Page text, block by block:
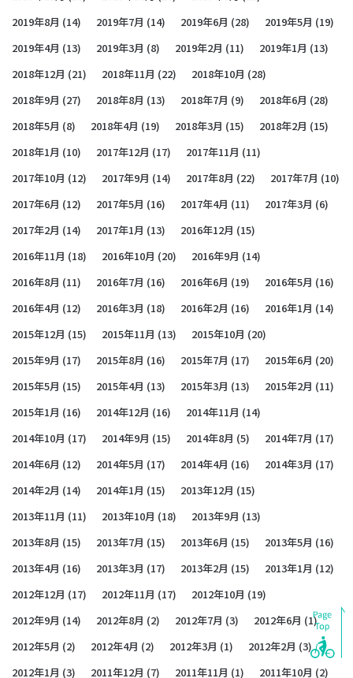
2019年8月 (14) 2019年7月 (14) 2019年6月 (28) 2019年5月 (19)
2019年4月 (13) 2019年3月 (8) 2019年2月 (11) 2019年1月 (13)
2018年12月 (21) 2018年11月 (22) 2018年10月 (28)
2018年9月 (27) 2018年8月 (13) 2018年7月 (9) 2018年6月 (28)
2018年5月 (8) 2018年4月 (19) 2018年3月 (15) 2018年2月 (15)
2018年1月 (10) 2017年12月 (17) 2017年11月 (11)
2017年10月 (12) 2017年9月 (14) 2017年8月 (22) 2017年7月 (10)
2017年6月 (12) 2017年5月 (16) 2017年4月 (11) 2017年3月 (6)
2017年2月 (14) 2017年1月 (13) 2016年12月 (15)
2016年11月 (18) 2016年10月 (20) 2016年9月 (14)
2016年8月 (11) 2016年7月 (16) 2016年6月 (19) 2016年5月 (16)
2016年4月 (12) 2016年3月 (18) 2016年2月 (16) 2016年1月 (14)
2015年12月 (15) 2015年11月 (13) 2015年10月 (20)
2015年9月 (17) 2015年8月 (16) 2015年7月 (17) 2015年6月 (20)
2015年5月 (15) 2015年4月 (13) 2015年3月 (13) 2015年2月 (11)
2015年1月 (16) 2014年12月 (16) 2014年11月 (14)
2014年10月 (17) 2014年9月 (15) 2014年8月 (5) 2014年7月 (17)
2014年6月 (12) 2014年5月 (17) 2014年4月 (16) 2014年3月 (17)
2014年2月 (14) 2014年1月 (15) 2013年12月 (15)
2013年11月 (11) 2013年10月 (18) 2013年9月 (13)
2013年8月 (15) 2013年7月 (15) 2013年6月 (15) 2013年5月 (16)
2013年4月 (16) 2013年3月 (17) 2013年2月 (15) 2013年1月 (12)
2012年12月 (17) 2012年11月 (17) 2012年10月 (19)
2012年9月 (14) 2012年8月 (2) 2012年7月 (3) 2012年6月 (1)
2012年5月 (2) 2012年4月 (2) 2012年3月 (1) 2012年2月 (3)
2012年1月 (3) 2011年12月 (7) 2011年11月 (1) 2011年10月 (2)